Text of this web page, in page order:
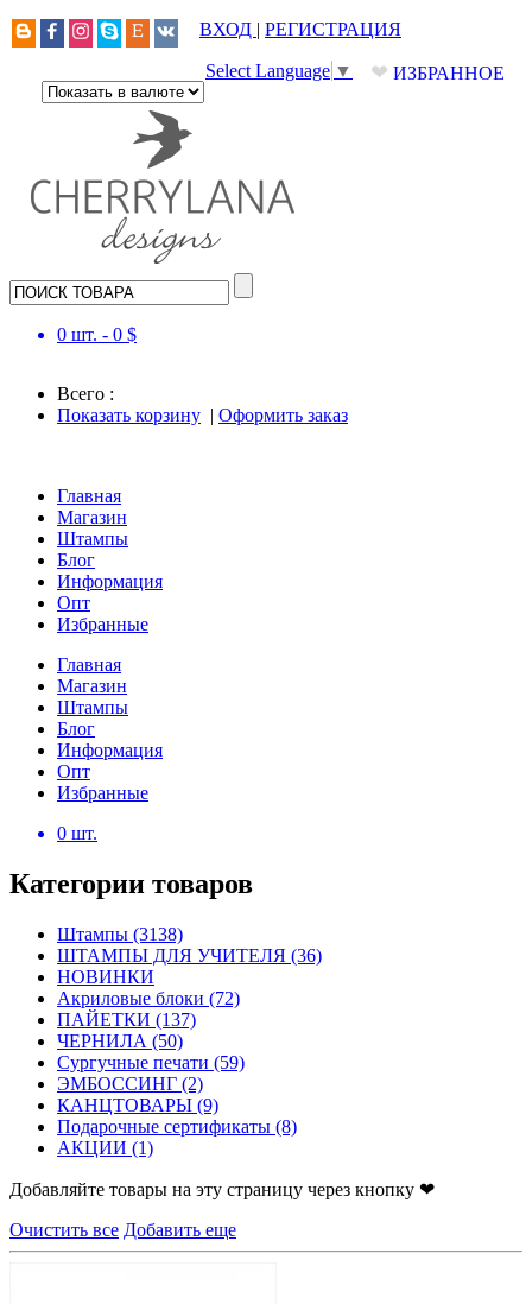
ВХОД | РЕГИСТРАЦИЯ
❤ ИЗБРАННОЕ
Select Language ▼
0 шт. - 0 $
Всего :
Показать корзину | Оформить заказ
Главная
Магазин
Штампы
Блог
Информация
Опт
Избранные
Главная
Магазин
Штампы
Блог
Информация
Опт
Избранные
0 шт.
Категории товаров
Штампы (3138)
ШТАМПЫ ДЛЯ УЧИТЕЛЯ (36)
НОВИНКИ
Акриловые блоки (72)
ПАЙЕТКИ (137)
ЧЕРНИЛА (50)
Сургучные печати (59)
ЭМБОССИНГ (2)
КАНЦТОВАРЫ (9)
Подарочные сертификаты (8)
АКЦИИ (1)
Добавляйте товары на эту страницу через кнопку ❤
Очистить все Добавить еще